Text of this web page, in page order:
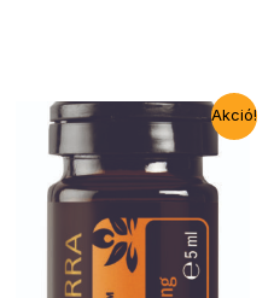
Akció!